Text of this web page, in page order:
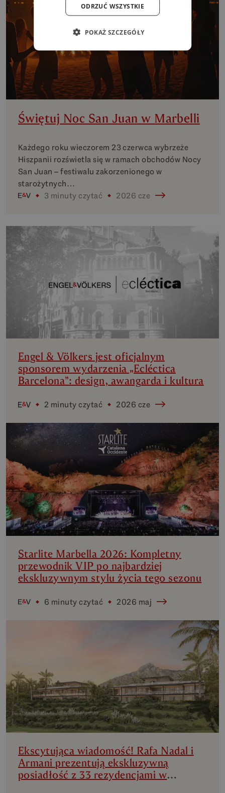
Świętuj Noc San Juan w Marbelli
Każdego roku wieczorem 23 czerwca wybrzeże
Hiszpanii rozświetla się w ramach obchodów Nocy
San Juan – festiwalu zakorzenionego w
starożytnych…
3 minuty czytać
2026 cze
Engel & Völkers jest oficjalnym
sponsorem wydarzenia „Ecléctica
Barcelona”: design, awangarda i kultura
2 minuty czytać 2026 cze
Starlite Marbella 2026: Kompletny
przewodnik VIP po najbardziej
ekskluzywnym stylu życia tego sezonu
6 minuty czytać 2026 maj
Ekscytująca wiadomość! Rafa Nadal i
Armani prezentują ekskluzywną
posiadłość z 33 rezydencjami w
ODRZUĆ WSZYSTKIE
POKAŻ SZCZEGÓŁY